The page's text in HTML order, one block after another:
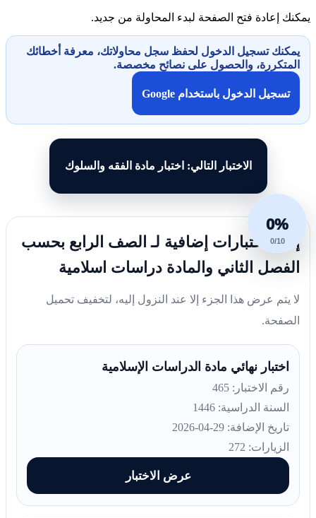
يمكنك إعادة فتح الصفحة لبدء المحاولة من جديد.
يمكنك تسجيل الدخول لحفظ سجل محاولاتك، معرفة أخطائك
المتكررة، والحصول على نصائح مخصصة.
تسجيل الدخول باستخدام Google
الاختبار التالي: اختبار مادة الفقه والسلوك
0%
0/10
إليك اختبارات إضافية لـ الصف الرابع بحسب
الفصل الثاني والمادة دراسات اسلامية
لا يتم عرض هذا الجزء إلا عند النزول إليه، لتخفيف تحميل
الصفحة.
اختبار نهائي مادة الدراسات الإسلامية
رقم الاختبار: 465
السنة الدراسية: 1446
تاريخ الإضافة: 29-04-2026
الزيارات: 272
عرض الاختبار